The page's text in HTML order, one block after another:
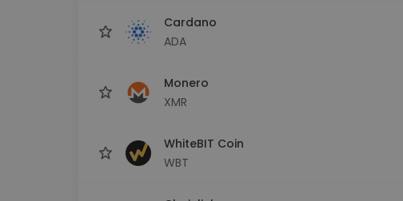
Cardano
ADA
Monero
XMR
WhiteBIT Coin
WBT